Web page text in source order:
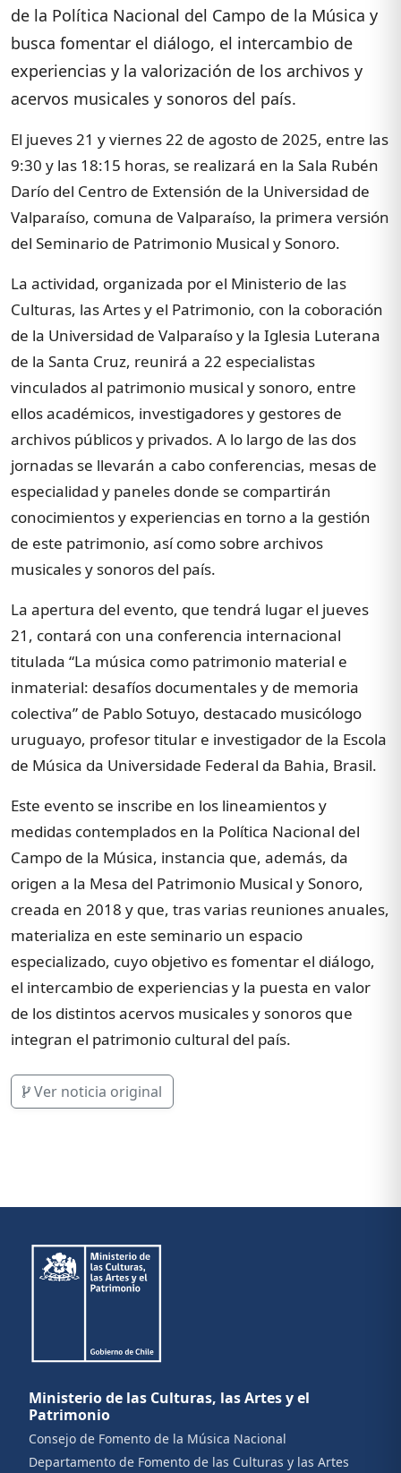
de la Política Nacional del Campo de la Música y
busca fomentar el diálogo, el intercambio de
experiencias y la valorización de los archivos y
acervos musicales y sonoros del país.
El jueves 21 y viernes 22 de agosto de 2025, entre las
9:30 y las 18:15 horas, se realizará en la Sala Rubén
Darío del Centro de Extensión de la Universidad de
Valparaíso, comuna de Valparaíso, la primera versión
del Seminario de Patrimonio Musical y Sonoro.
La actividad, organizada por el Ministerio de las
Culturas, las Artes y el Patrimonio, con la coboración
de la Universidad de Valparaíso y la Iglesia Luterana
de la Santa Cruz, reunirá a 22 especialistas
vinculados al patrimonio musical y sonoro, entre
ellos académicos, investigadores y gestores de
archivos públicos y privados. A lo largo de las dos
jornadas se llevarán a cabo conferencias, mesas de
especialidad y paneles donde se compartirán
conocimientos y experiencias en torno a la gestión
de este patrimonio, así como sobre archivos
musicales y sonoros del país.
La apertura del evento, que tendrá lugar el jueves
21, contará con una conferencia internacional
titulada “La música como patrimonio material e
inmaterial: desafíos documentales y de memoria
colectiva” de Pablo Sotuyo, destacado musicólogo
uruguayo, profesor titular e investigador de la Escola
de Música da Universidade Federal da Bahia, Brasil.
Este evento se inscribe en los lineamientos y
medidas contemplados en la Política Nacional del
Campo de la Música, instancia que, además, da
origen a la Mesa del Patrimonio Musical y Sonoro,
creada en 2018 y que, tras varias reuniones anuales,
materializa en este seminario un espacio
especializado, cuyo objetivo es fomentar el diálogo,
el intercambio de experiencias y la puesta en valor
de los distintos acervos musicales y sonoros que
integran el patrimonio cultural del país.
Ver noticia original
Ministerio de las Culturas, las Artes y el
Patrimonio
Consejo de Fomento de la Música Nacional
Departamento de Fomento de las Culturas y las Artes